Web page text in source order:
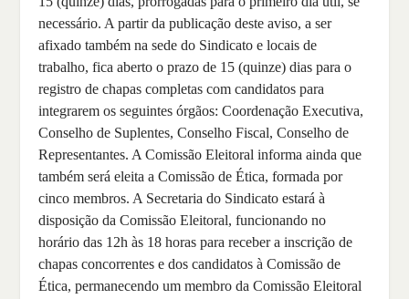
necessário. A partir da publicação deste aviso, a ser
afixado também na sede do Sindicato e locais de
trabalho, fica aberto o prazo de 15 (quinze) dias para o
registro de chapas completas com candidatos para
integrarem os seguintes órgãos: Coordenação Executiva,
Conselho de Suplentes, Conselho Fiscal, Conselho de
Representantes. A Comissão Eleitoral informa ainda que
também será eleita a Comissão de Ética, formada por
cinco membros. A Secretaria do Sindicato estará à
disposição da Comissão Eleitoral, funcionando no
horário das 12h às 18 horas para receber a inscrição de
chapas concorrentes e dos candidatos à Comissão de
Ética, permanecendo um membro da Comissão Eleitoral